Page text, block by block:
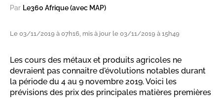
Par Le360 Afrique (avec MAP)
Le 03/11/2019 à 07h16, mis à jour le 03/11/2019 à 15h49
Les cours des métaux et produits agricoles ne
devraient pas connaitre d'évolutions notables durant
la période du 4 au 9 novembre 2019. Voici les
prévisions des prix des principales matières premières